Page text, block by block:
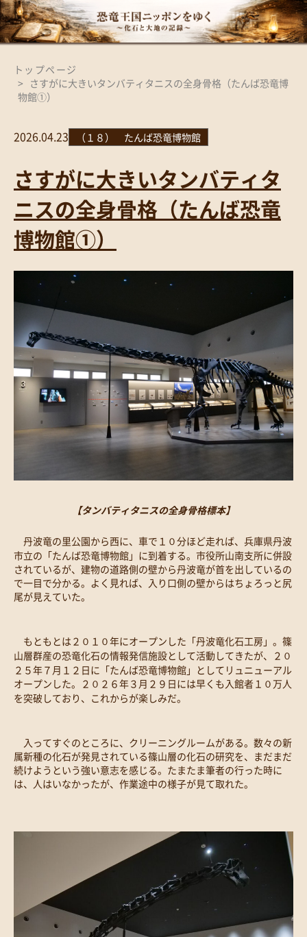
トップページ
さすがに大きいタンバティタニスの全身骨格（たんば恐竜博
物館①）
2026.04.23 （１８） たんば恐竜博物館
さすがに大きいタンバティタ
ニスの全身骨格（たんば恐竜
博物館①）
【タンバティタニスの全身骨格標本】
丹波竜の里公園から西に、車で１０分ほど走れば、兵庫県丹波
市立の「たんば恐竜博物館」に到着する。市役所山南支所に併設
されているが、建物の道路側の壁から丹波竜が首を出しているの
で一目で分かる。よく見れば、入り口側の壁からはちょろっと尻
尾が見えていた。
もともとは２０１０年にオープンした「丹波竜化石工房」。篠
山層群産の恐竜化石の情報発信施設として活動してきたが、２０
２５年７月１２日に「たんば恐竜博物館」としてリュニューアル
オープンした。２０２６年３月２９日には早くも入館者１０万人
を突破しており、これからが楽しみだ。
入ってすぐのところに、クリーニングルームがある。数々の新
属新種の化石が発見されている篠山層の化石の研究を、まだまだ
続けようという強い意志を感じる。たまたま筆者の行った時に
は、人はいなかったが、作業途中の様子が見て取れた。